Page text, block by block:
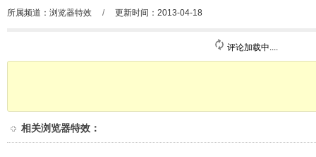
所属频道： 浏览器特效 / 更新时间：2013-04-18
评论加载中....
相关浏览器特效 ：